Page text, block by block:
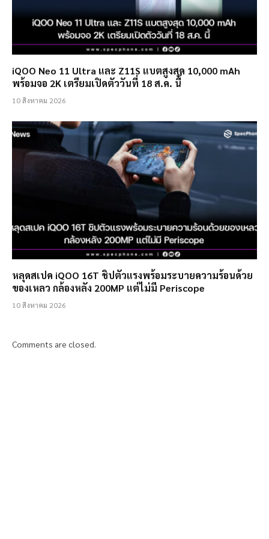
iQOO Neo 11 Ultra และ Z11S แบตสูงสุด 10,000 mAh
พร้อมจอ 2K เตรียมเปิดตัววันที่ 18 ส.ค. นี้
10 สิงหาคม 2026
หลุดสเปค iQOO 16T ชิปตัวแรงพร้อมระบายความร้อนด้วย
ของเหลว กล้องหลัง 200MP แต่ไม่มี Periscope
10 สิงหาคม 2026
Comments are closed.